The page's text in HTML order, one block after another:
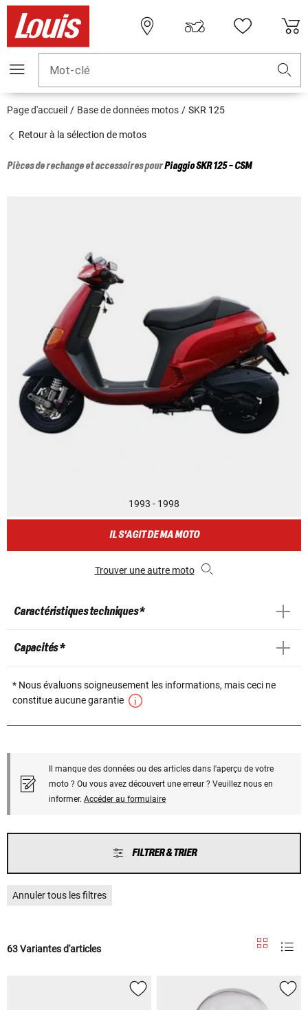
Mot-clé
Page d'accueil Base de données motos SKR 125
Retour à la sélection de motos
Pièces de rechange et accessoires pourPiaggioSKR 125 - CSM
1993 - 1998
IL S'AGIT DE MA MOTO
Trouver une autre moto
Caractéristiques techniques *
Capacités *
* Nous évaluons soigneusement les informations, mais ceci ne
constitue aucune garantie
Il manque des données ou des articles dans l'aperçu de votre
moto ? Ou vous avez découvert une erreur ? Veuillez nous en
informer. Accéder au formulaire
FILTRER & TRIER
Annuler tous les filtres
63 Variantes d'articles